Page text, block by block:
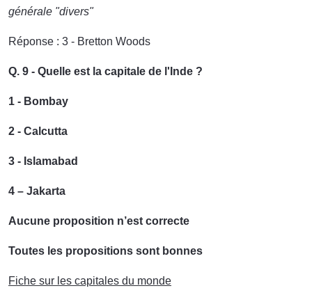
générale "divers"
Réponse : 3 - Bretton Woods
Q. 9 - Quelle est la capitale de l'Inde ?
1 - Bombay
2 - Calcutta
3 - Islamabad
4 – Jakarta
Aucune proposition n’est correcte
Toutes les propositions sont bonnes
Fiche sur les capitales du monde